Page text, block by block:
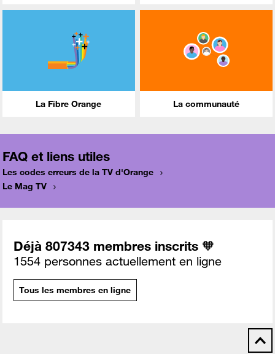
La Fibre Orange La communauté
FAQ et liens utiles
Les codes erreurs de la TV d'Orange
Le Mag TV
Déjà 807343 membres inscrits 🧡
1554 personnes actuellement en ligne
Tous les membres en ligne